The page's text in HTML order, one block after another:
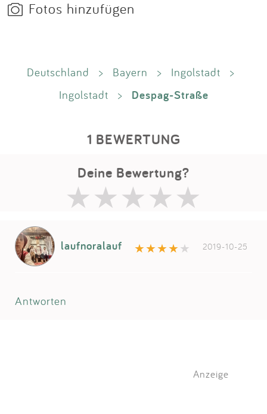
Fotos hinzufügen
Deutschland > Bayern > Ingolstadt
>
Ingolstadt
> Despag-Straße
1 BEWERTUNG
Deine Bewertung?
laufnoralauf 2019-10-25
Antworten
Anzeige